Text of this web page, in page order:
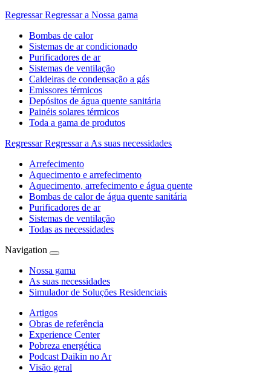
Regressar Regressar a Nossa gama
Bombas de calor
Sistemas de ar condicionado
Purificadores de ar
Sistemas de ventilação
Caldeiras de condensação a gás
Emissores térmicos
Depósitos de água quente sanitária
Painéis solares térmicos
Toda a gama de produtos
Regressar Regressar a As suas necessidades
Arrefecimento
Aquecimento e arrefecimento
Aquecimento, arrefecimento e água quente
Bombas de calor de água quente sanitária
Purificadores de ar
Sistemas de ventilação
Todas as necessidades
Navigation
Nossa gama
As suas necessidades
Simulador de Soluções Residenciais
Artigos
Obras de referência
Experience Center
Pobreza energética
Podcast Daikin no Ar
Visão geral